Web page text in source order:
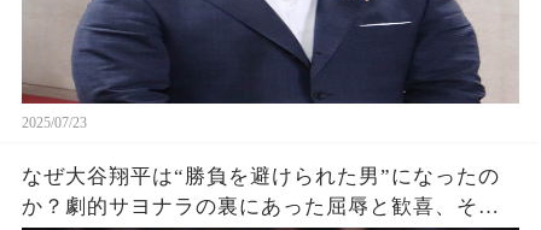
2025/07/23
なぜ大谷翔平は“勝負を避けられた男”になったの
か？劇的サヨナラの裏にあった屈辱と歓喜、その